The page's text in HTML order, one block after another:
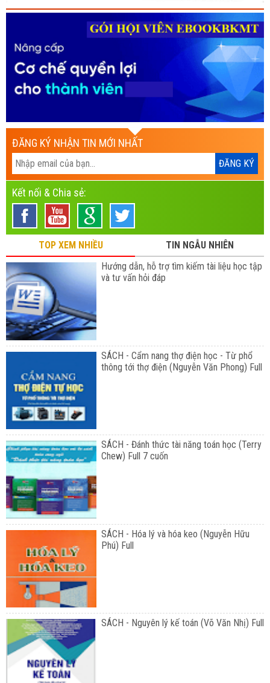
ĐĂNG KÝ NHẬN TIN MỚI NHẤT
Kết nối & Chia sẻ:
TOP XEM NHIỀU
TIN NGẪU NHIÊN
Hướng dẫn, hỗ trợ tìm kiếm tài liệu học tập
và tư vấn hỏi đáp
SÁCH - Cẩm nang thợ điện học - Từ phổ
thông tới thợ điện (Nguyễn Văn Phong) Full
SÁCH - Đánh thức tài năng toán học (Terry
Chew) Full 7 cuốn
SÁCH - Hóa lý và hóa keo (Nguyễn Hữu
Phú) Full
SÁCH - Nguyên lý kế toán (Võ Văn Nhị) Full